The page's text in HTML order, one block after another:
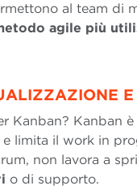
al team di
agile più
E
Kanban? Kanban è
limita il work in
non lavora a
o di supporto.